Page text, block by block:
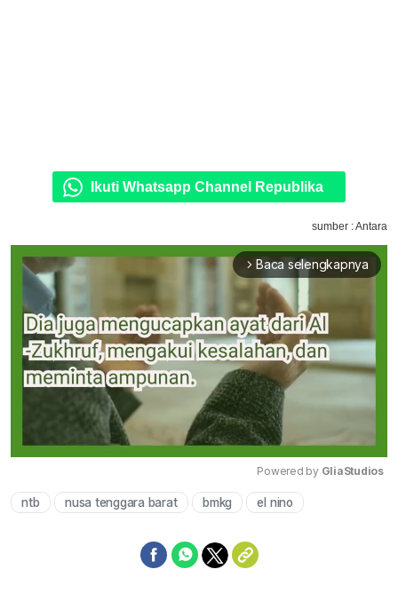
Ikuti Whatsapp Channel Republika
sumber : Antara
arrow_forward_ios Baca selengkapnya
Powered by GliaStudios
ntb nusa tenggara barat bmkg el nino